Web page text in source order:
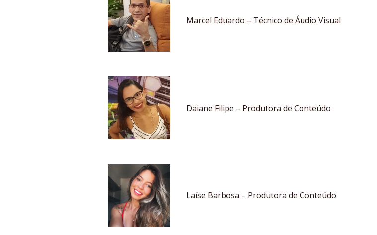
Marcel Eduardo – Técnico de Áudio Visual
Daiane Filipe – Produtora de Conteúdo
Laíse Barbosa – Produtora de Conteúdo